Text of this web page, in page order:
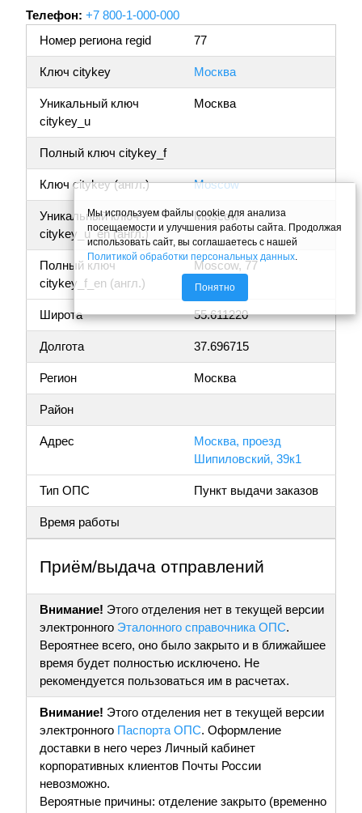
Телефон: +7 800-1-000-000
Номер региона regid
77
Ключ citykey Москва
Уникальный ключ
citykey_u
Москва
Полный ключ citykey_f
Ключ citykey (англ.) Moscow
Уникальный ключ
citykey_u_en (англ.)
Moscow
Полный ключ
citykey_f_en (англ.)
Moscow, 77
Широта 55.611220
Долгота 37.696715
Регион Москва
Район
Адрес
Москва, проезд
Шипиловский, 39к1
Тип ОПС Пункт выдачи заказов
Время работы
Приём/выдача отправлений
Внимание! Этого отделения нет в текущей версии
электронного Эталонного справочника ОПС.
Вероятнее всего, оно было закрыто и в ближайшее
время будет полностью исключено. Не
рекомендуется пользоваться им в расчетах.
Внимание! Этого отделения нет в текущей версии
электронного Паспорта ОПС. Оформление
доставки в него через Личный кабинет
корпоративных клиентов Почты России
невозможно.
Вероятные причины: отделение закрыто (временно
Мы используем файлы cookie для анализа
посещаемости и улучшения работы сайта. Продолжая
использовать сайт, вы соглашаетесь с нашей
Политикой обработки персональных данных
Понятно